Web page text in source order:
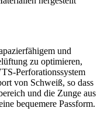
und
zu optimieren,
Perforationssystem
von Schweiß, so dass
und die Zunge aus
bequemere Passform.